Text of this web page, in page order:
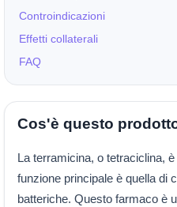
Controindicazioni
Effetti collaterali
FAQ
Cos'è questo
La terramicina, o tetraciclina,
funzione principale è quella di
batteriche. Questo farmaco è